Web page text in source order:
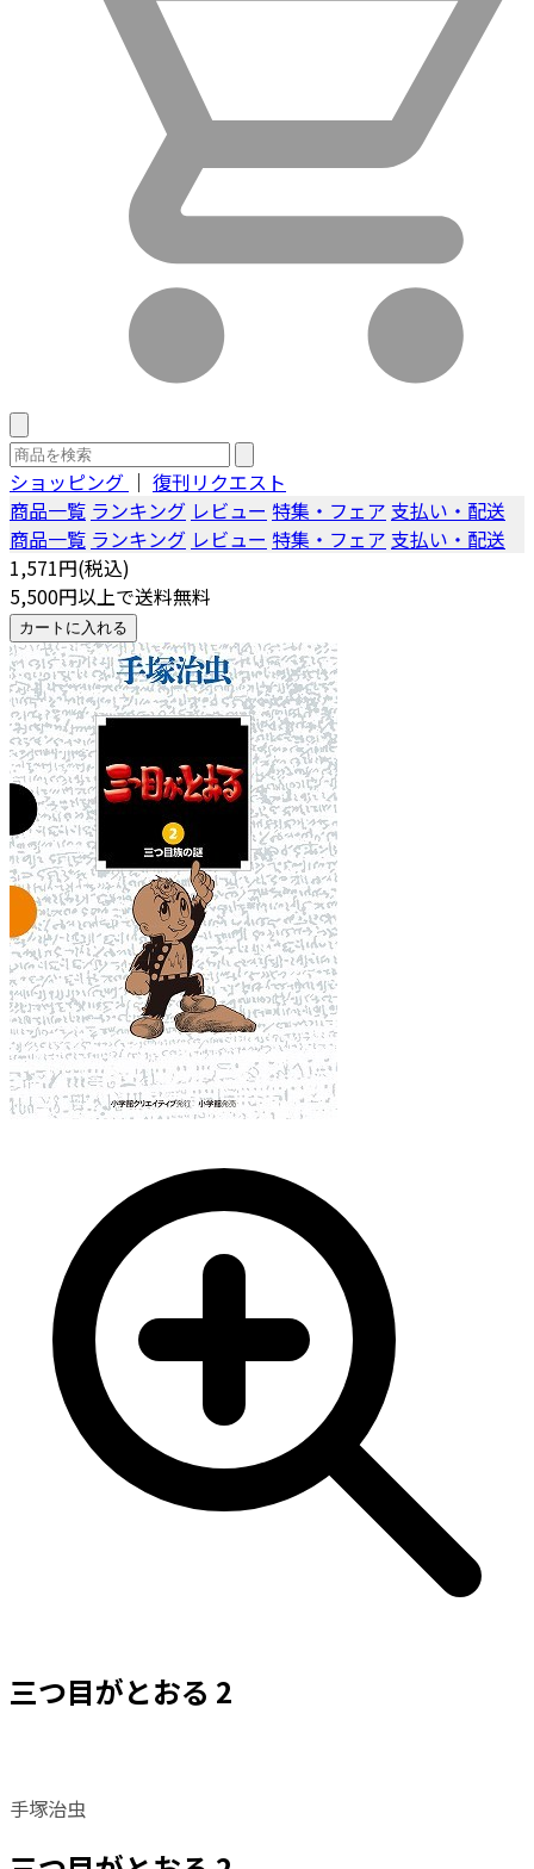
ショッピング ｜ 復刊リクエスト
商品一覧 ランキング レビュー 特集・フェア 支払い・配送
商品一覧 ランキング レビュー 特集・フェア 支払い・配送
1,571円(税込)
5,500円以上で送料無料
カートに入れる
三つ目がとおる 2
手塚治虫